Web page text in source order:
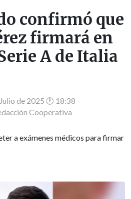
confirmó que
firmará en
A de Italia
de 2025 🕐 18:38
Cooperativa
a exámenes médicos para firmar